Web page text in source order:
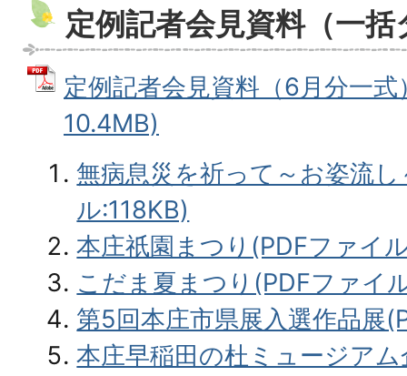
定例記者会見資料（一
定例記者会見資料（6月分一
10.4MB)
無病息災を祈って～お姿流
ル:118KB)
本庄祇園まつり(PDFファイ
こだま夏まつり(PDFファイ
第5回本庄市県展入選作品展
本庄早稲田の杜ミュージア